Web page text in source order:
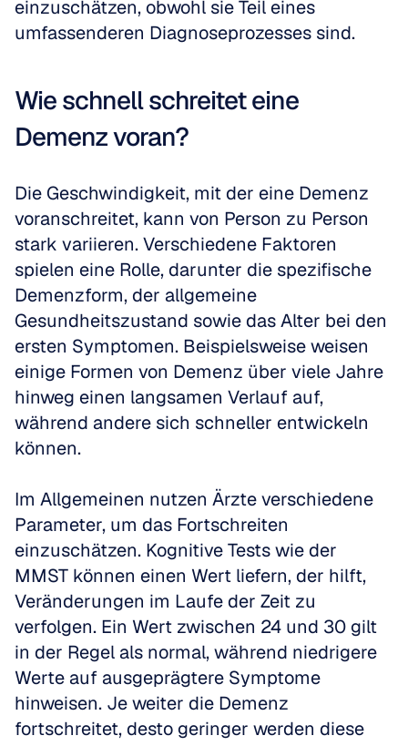
einzuschätzen, obwohl sie Teil eines
umfassenderen Diagnoseprozesses sind.
Wie schnell schreitet eine
Demenz voran?
Die Geschwindigkeit, mit der eine Demenz
voranschreitet, kann von Person zu Person
stark variieren. Verschiedene Faktoren
spielen eine Rolle, darunter die spezifische
Demenzform, der allgemeine
Gesundheitszustand sowie das Alter bei den
ersten Symptomen. Beispielsweise weisen
einige Formen von Demenz über viele Jahre
hinweg einen langsamen Verlauf auf,
während andere sich schneller entwickeln
können.
Im Allgemeinen nutzen Ärzte verschiedene
Parameter, um das Fortschreiten
einzuschätzen. Kognitive Tests wie der
MMST können einen Wert liefern, der hilft,
Veränderungen im Laufe der Zeit zu
verfolgen. Ein Wert zwischen 24 und 30 gilt
in der Regel als normal, während niedrigere
Werte auf ausgeprägtere Symptome
hinweisen. Je weiter die Demenz
fortschreitet, desto geringer werden diese